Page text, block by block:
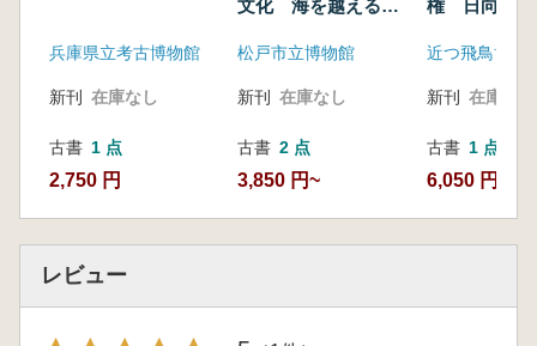
兵庫県立考古博物館
新刊 在庫なし
古書 1 点
2,750 円
文化 海を越える人
松戸市立博物館
新刊 在庫なし
古書 2 点
3,850 円~
権 日向・大
近つ飛鳥博物
新刊 在庫なし
古書 1 点
6,050 円
レビュー